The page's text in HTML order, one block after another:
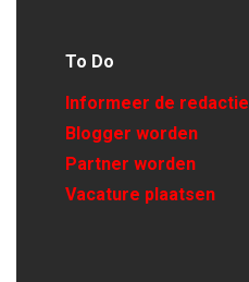
To Do
Informeer de redactie
Blogger worden
Partner worden
Vacature plaatsen